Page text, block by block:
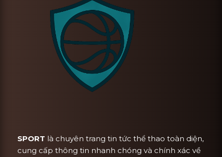
SPORT là chuyên trang tin tức thể thao toàn diện,
cung cấp thông tin nhanh chóng và chính xác về